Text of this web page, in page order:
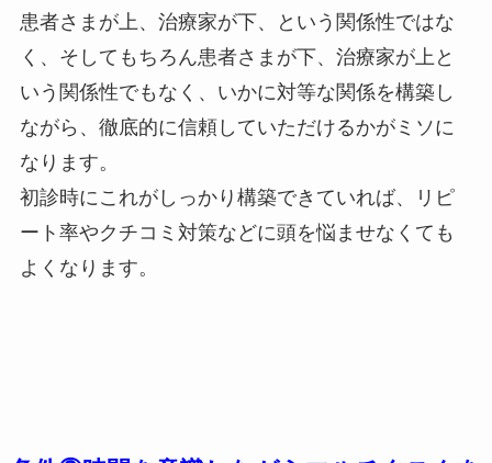
患者さまが上、治療家が下、という関係性ではな
く、そしてもちろん患者さまが下、治療家が上と
いう関係性でもなく、いかに対等な関係を構築し
ながら、徹底的に信頼していただけるかがミソに
なります。
初診時にこれがしっかり構築できていれば、リピ
ート率やクチコミ対策などに頭を悩ませなくても
よくなります。